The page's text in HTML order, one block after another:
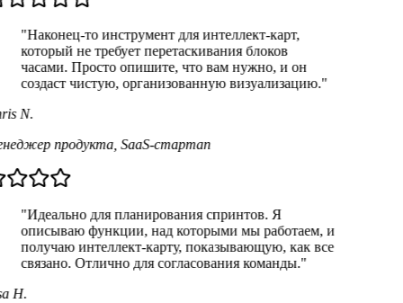
"Наконец-то инструмент для интеллект-карт,
который не требует перетаскивания блоков
часами. Просто опишите, что вам нужно, и он
создаст чистую, организованную визуализацию."
N.
продукта, SaaS-стартап
"Идеально для планирования спринтов. Я
описываю функции, над которыми мы работаем, и
получаю интеллект-карту, показывающую, как все
связано. Отлично для согласования команды."
H.